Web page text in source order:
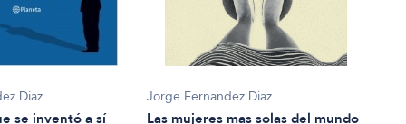
Diaz
se inventó a sí
Jorge Fernandez Diaz
Las mujeres mas solas del mundo